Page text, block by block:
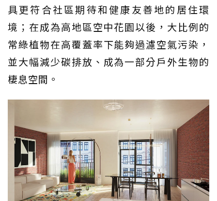
具更符合社區期待和健康友善地的居住環
境；在成為高地區空中花園以後，大比例的
常綠植物在高覆蓋率下能夠過濾空氣污染，
並大幅減少碳排放、成為一部分戶外生物的
棲息空間。